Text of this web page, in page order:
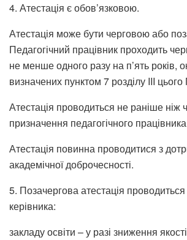
4. Атестація є обов’язковою.
Атестація може бути черговою або
Педагогічний працівник проходить
не менше одного разу на п’ять років,
визначених пунктом 7 розділу III
Атестація проводиться не раніше ніж
призначення педагогічного
Атестація повинна проводитися з
академічної доброчесності.
5. Позачергова атестація проводиться
керівника:
закладу освіти – у разі зниження